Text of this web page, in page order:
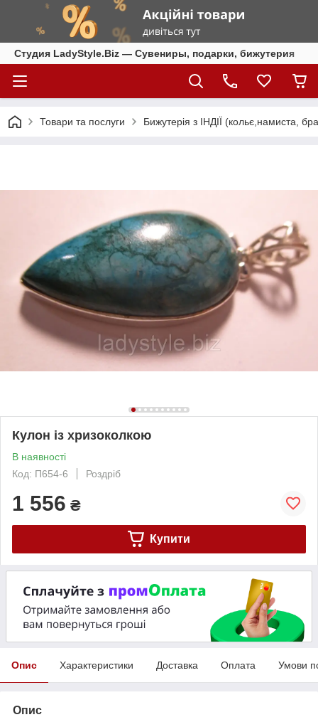
Студия LadyStyle.Biz — Сувениры, подарки, бижутерия
Товари та послуги Бижутерія з ІНДІЇ (кольє,намиста,
Кулон із хризоколкою
В наявності
Код: П654-6
Роздріб
1 556 ₴
Купити
Опис Характеристики Доставка Оплата Умови
Опис